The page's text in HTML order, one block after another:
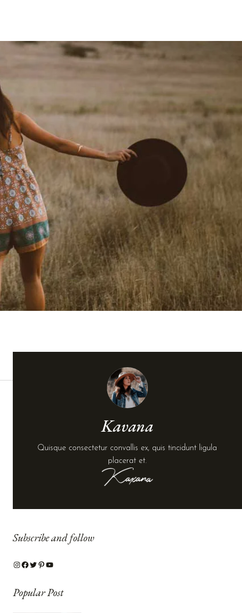
Kavana
Quisque consectetur convallis ex, quis tincidunt ligula
placerat et.
Subscribe and follow
Instagram Facebook Twitter Pinterest YouTube
Popular Post